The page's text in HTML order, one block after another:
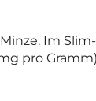
Im
pro